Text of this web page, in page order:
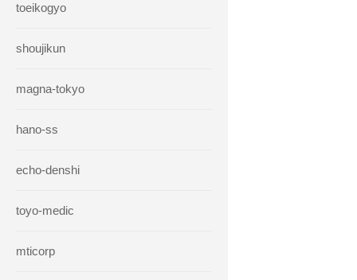
toeikogyo
shoujikun
magna-tokyo
hano-ss
echo-denshi
toyo-medic
mticorp